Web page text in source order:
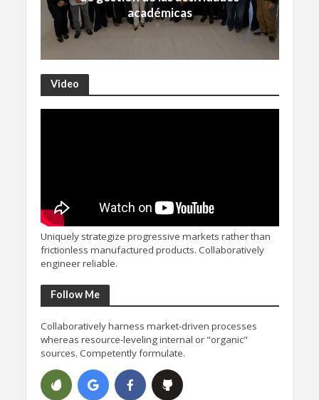
académicas
Video
Uniquely strategize progressive markets rather than
frictionless manufactured products. Collaboratively
engineer reliable.
Follow Me
Collaboratively harness market-driven processes
whereas resource-leveling internal or "organic"
sources. Competently formulate.